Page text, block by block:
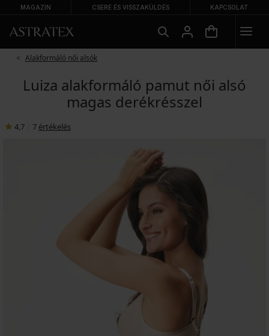
MAGAZIN CSERE ÉS VISSZAKÜLDÉS KAPCSOLAT
Alakformáló női alsók
Luiza alakformáló pamut női alsó
magas derékrésszel
4,7 7 értékelés